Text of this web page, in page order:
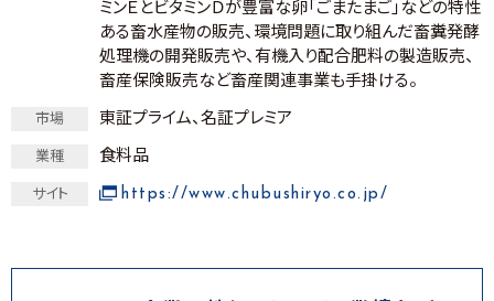
ミンＥとビタミンＤが豊富な卵「ごまたまご」などの特性
ある畜水産物の販売、環境問題に取り組んだ畜糞発酵
処理機の開発販売や、有機入り配合肥料の製造販売、
畜産保険販売など畜産関連事業も手掛ける。
市場 東証プライム、名証プレミア
業種 食料品
サイト https://www.chubushiryo.co.jp/